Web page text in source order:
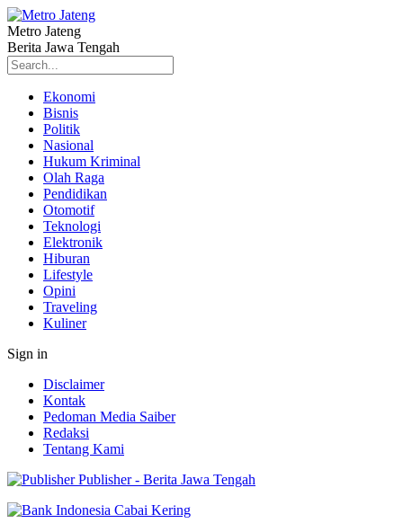
Metro Jateng
Berita Jawa Tengah
Ekonomi
Bisnis
Politik
Nasional
Hukum Kriminal
Olah Raga
Pendidikan
Otomotif
Teknologi
Elektronik
Hiburan
Lifestyle
Opini
Traveling
Kuliner
Sign in
Disclaimer
Kontak
Pedoman Media Saiber
Redaksi
Tentang Kami
Publisher - Berita Jawa Tengah